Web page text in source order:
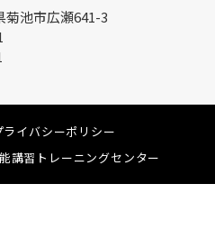
池市広瀬641-3
ライバシーポリシー
講習トレーニングセンター